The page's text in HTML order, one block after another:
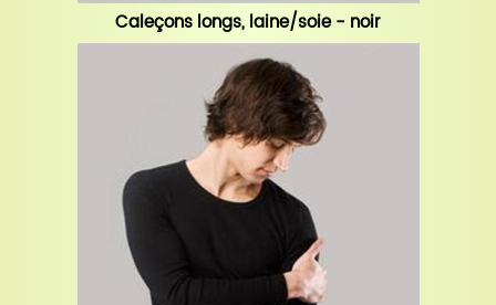
Caleçons longs, laine/soie - noir